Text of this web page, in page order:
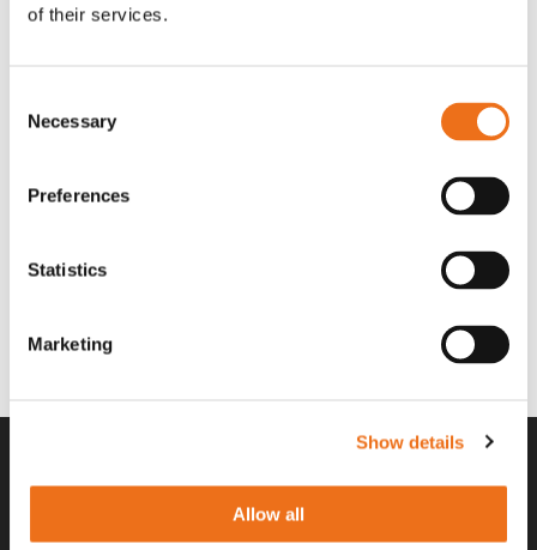
of their services.
Selection
Necessary
Preferences
Statistics
Marketing
Show details
Allow all
Lägg till i varukorg
Rotor teeth 8t/6k 7.5Gr/8 R6/14 Rotor teeth 8t/6k 0Gr/8 R6/14